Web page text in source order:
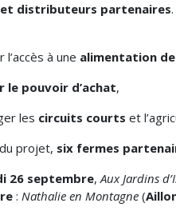
distributeurs partenaires.
l’accès à une alimentation
le pouvoir d’achat,
les circuits courts et
projet, six fermes
26 septembre,Aux Jardins
: Nathalie en Montagne (